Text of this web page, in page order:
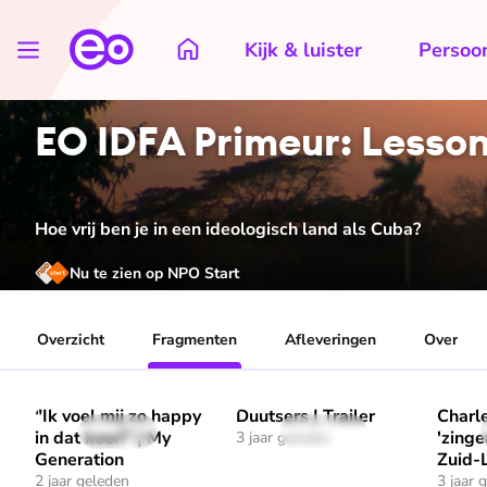
Kijk & luister
EO IDFA Primeur:
Hoe vrij ben je in een ideologisch land als Cuba?
Nu te zien op NPO Start
Overzicht Fragmenten Afleveringen Over
1 min
"Ik voel mij zo happy
in dat koor!" | My
Generation
2 jaar geleden
Speel ""Ik voel mij zo happy in dat koor!" | My Generation"
31 sec
Duutsers | Trailer
3 jaar geleden
Speel "Duutsers | Trailer" af
Zuid-
3 jaar